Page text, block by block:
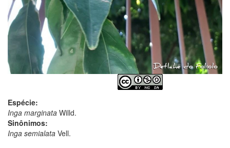
Espécie:
Inga marginata Willd.
Sinônimos:
Inga semialata Vell.